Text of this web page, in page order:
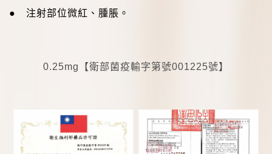
● 注射部位微紅、腫脹 。
0.25mg 【衛部菌疫輸字第號001225號】